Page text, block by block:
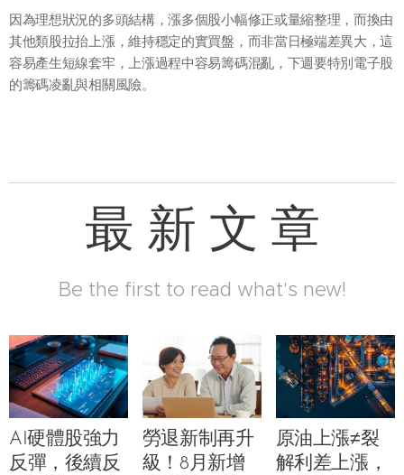
因為理想狀況的多頭結構，漲多個股小幅修正或量縮整理，而換由
其他類股拉抬上漲，維持穩定的實買盤，而非當日極端差異大，這
容易產生短線套牢，上漲過程中容易籌碼混亂，下週要特別電子股
的籌碼凌亂與相關風險。
最 新 文 章
Be the first to read what's new!
AI硬體股強力
反彈，後續反
勞退新制再升
級！8月新增
原油上漲≠裂
解利差上漲，